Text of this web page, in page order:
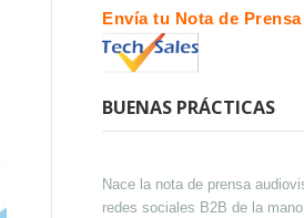
Envía tu Nota de Prensa
BUENAS PRÁCTICAS
Nace la nota de prensa
redes sociales B2B de la